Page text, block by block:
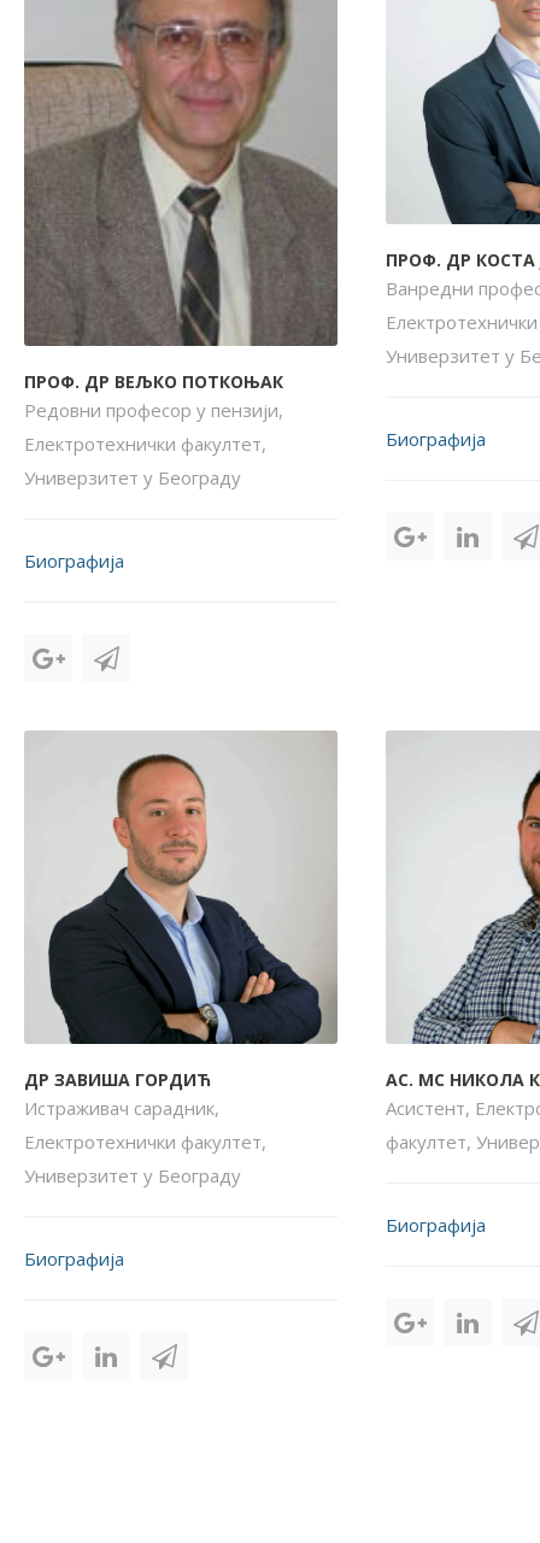
ПРОФ. ДР ВЕЉКО ПОТКОЊАК
Редовни професор у пензији,
Електротехнички факултет,
Универзитет у Београду
Биографија
ПРОФ. ДР
Ванредни
Универзитет у
Биографија
ДР ЗАВИША ГОРДИЋ
Истраживач сарадник,
Електротехнички факултет,
Универзитет у Београду
Биографија
АС. МС НИКОЛА
Асистент,
факултет,
Биографија